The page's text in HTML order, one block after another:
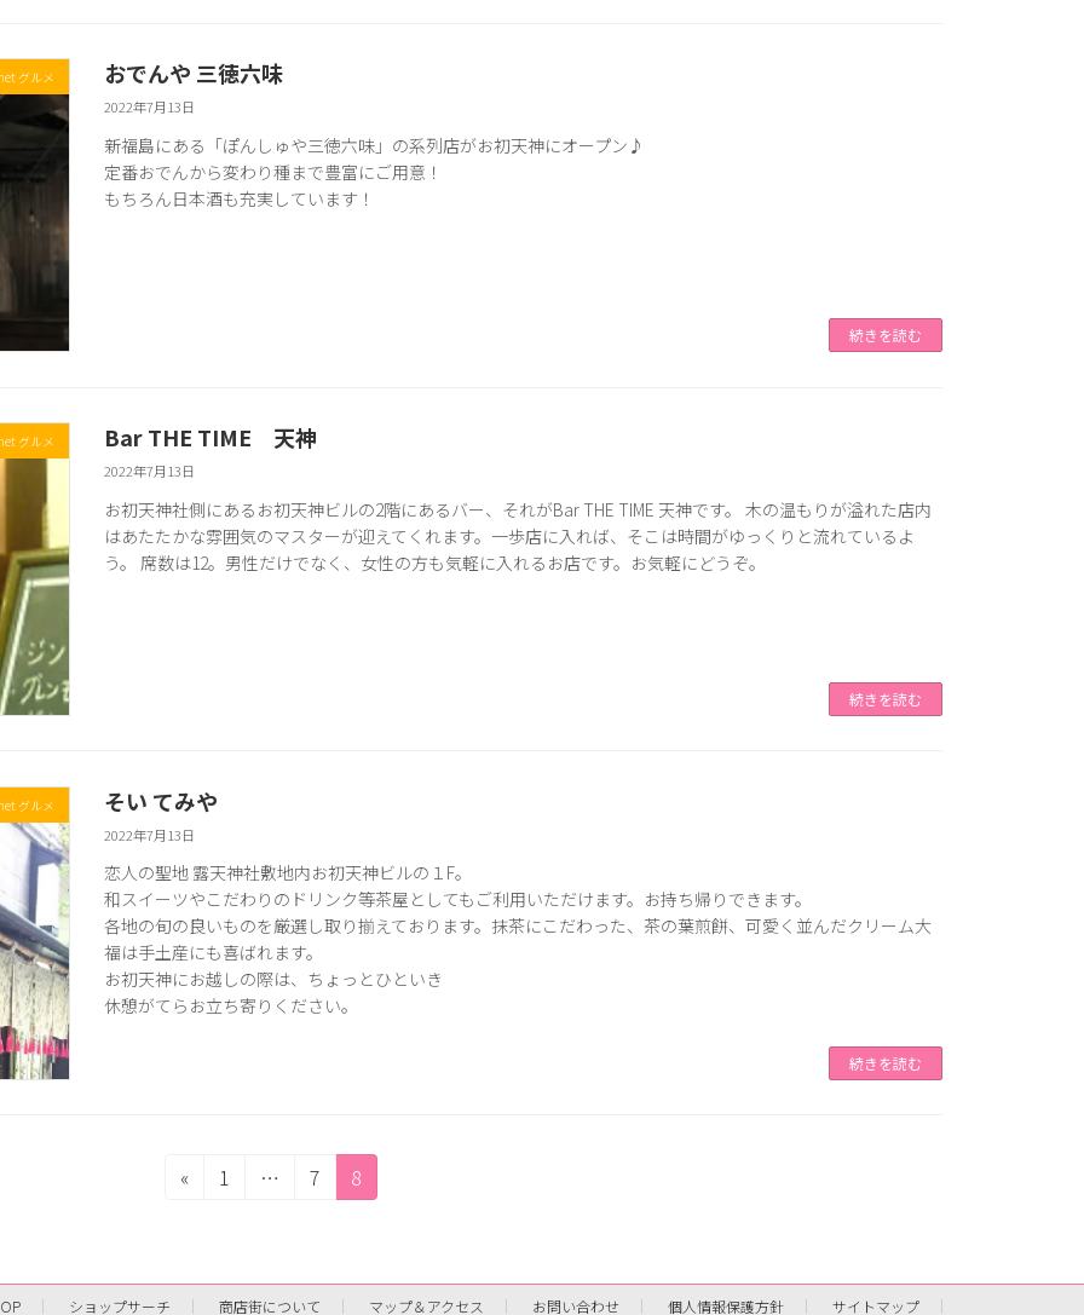
グルメ おでんや 三徳六味
2022年7月13日
新福島にある「ぽんしゅや三徳六味」の系列店がお初天神にオープン♪
定番おでんから変わり種まで豊富にご用意！
もちろん日本酒も充実しています！
続きを読む
グルメ Bar THE TIME 天神
2022年7月13日
お初天神社側にあるお初天神ビルの2階にあるバー、それがBar THE TIME 天神です。 木の温もりが溢れた店内
はあたたかな雰囲気のマスターが迎えてくれます。一歩店に入れば、そこは時間がゆっくりと流れているよ
う。 席数は12。男性だけでなく、女性の方も気軽に入れるお店です。お気軽にどうぞ。
続きを読む
グルメ そい てみや
2022年7月13日
恋人の聖地 露天神社敷地内お初天神ビルの１F。
和スイーツやこだわりのドリンク等茶屋としてもご利用いただけます。お持ち帰りできます。
各地の旬の良いものを厳選し取り揃えております。抹茶にこだわった、茶の葉煎餅、可愛く並んだクリーム大
福は手土産にも喜ばれます。
お初天神にお越しの際は、ちょっとひといき
休憩がてらお立ち寄りください。
続きを読む
«
固
ジ
1 …
固
ジ
7
固
定
ジ
8
ショップサーチ 商店街について マップ＆アクセス お問い合わせ 個人情報保護方針 サイトマップ